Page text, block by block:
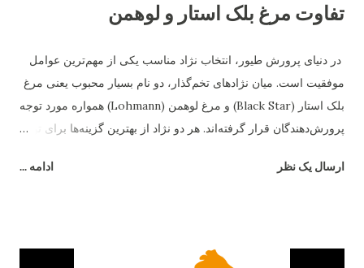
آب و غذای آن ها چک و تمیز شده و اطمینان حاصل کرد که کپک و
تفاوت مرغ بلک استار و لوهمن
در دنیای پرورش طیور، انتخاب نژاد مناسب یکی از مهم‌ترین عوامل
موفقیت است. میان نژادهای تخم‌گذار، دو نام بسیار محبوب یعنی مرغ
بلک استار (Black Star) و مرغ لوهمن (Lohmann) همواره مورد توجه
پرورش‌دهندگان قرار گرفته‌اند. هر دو نژاد از بهترین گزینه‌ها برای تولید
نگهداری دارند. در این مقاله به بررسی دقیق تفاوت مرغ بلک استار و
در شرایط متنوع آب‌وهوایی عملکرد خوبی نشان دهد. در مقابل، مرغ
ارسال یک نظر ادامه ...